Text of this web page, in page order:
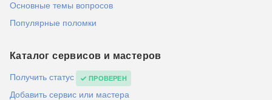
Основные темы вопросов
Популярные поломки
Каталог сервисов и мастеров
Получить статус ПРОВЕРЕН
Добавить сервис или мастера